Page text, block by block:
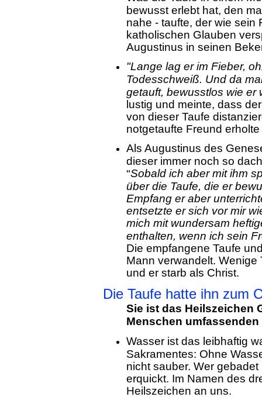
bewusst erlebt hat, den
nahe - taufte, der wie sein
katholischen Glauben
Augustinus in seinen
"Lange lag er im Fieber,
Todesschweiß. Und da
getauft, bewusstlos wie er
lustig und meinte, dass
von dieser Taufe
notgetaufte Freund
Als Augustinus des
dieser immer noch so
"Sobald ich aber mit ihm
über die Taufe, die er
Empfang er aber
entsetzte er sich vor mir
mich mit wundersam
enthalten, wenn ich sein
Die empfangene Taufe
Mann verwandelt.
und er starb als Christ.
Die Taufe hatte ihn zum
Sie ist das Heilszeichen
Menschen
Wasser ist das leibhaftig
Sakramentes: Ohne
nicht sauber. Wer
erquickt. Im Namen des
Heilszeichen an uns.